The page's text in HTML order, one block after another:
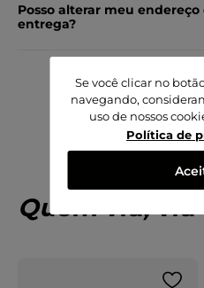
Se você clicar no
navegando,
uso de nossos
Política de
Posso alterar meu endereço
entrega?
Quem viu,